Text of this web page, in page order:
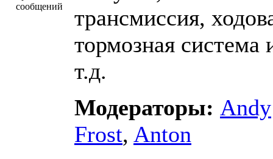
трансмиссия,
тормозная система
т.д.
Модераторы: Andy
Frost, Anton